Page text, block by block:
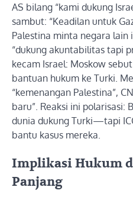
AS bilang “kami dukung
sambut: “Keadilan untuk
Palestina minta negara lain
“dukung akuntabilitas tapi
kecam Israel: Moskow
bantuan hukum ke Turki.
“kemenangan Palestina”,
baru”. Reaksi ini polarisasi:
dunia dukung Turki—tapi
bantu kasus mereka.
Implikasi Hukum
Panjang